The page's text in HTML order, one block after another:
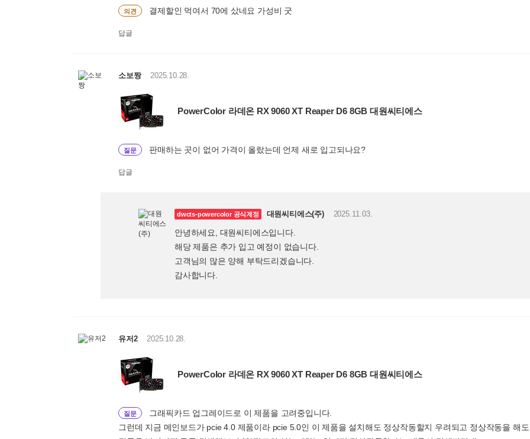
의견 결제할인 먹여서 70에 샀네요 가성비 굿
답글
소보짱 2025.10.28.
PowerColor 라데온 RX 9060 XT Reaper D6 8GB 대원씨티에스
질문 판매하는 곳이 없어 가격이 올랐는데 언제 새로 입고되나요?
답글
dwcts-powercolor 공식계정 대원씨티에스(주) 2025.11.03.
안녕하세요, 대원씨티에스입니다.
해당 제품은 추가 입고 예정이 없습니다.
고객님의 많은 양해 부탁드리겠습니다.
감사합니다.
유저2 2025.10.28.
PowerColor 라데온 RX 9060 XT Reaper D6 8GB 대원씨티에스
질문
그래픽카드 업그레이드로 이 제품을 고려중입니다.
그런데 지금 메인보드가 pcie 4.0 제품이라 pcie 5.0인 이 제품을 설치해도 정상작동할지 우려되고 정상작동을 해